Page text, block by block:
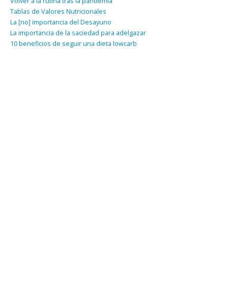
Tablas de Valores Nutricionales
La [no] importancia del Desayuno
La importancia de la saciedad para adelgazar
10 beneficios de seguir una dieta lowcarb